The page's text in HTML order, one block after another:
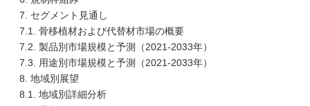
7. セグメント見通し
7.1. 骨移植材および代替材市場の概要
7.2. 製品別市場規模と予測（2021-2033年）
7.3. 用途別市場規模と予測（2021-2033年）
8. 地域別展望
8.1. 地域別詳細分析